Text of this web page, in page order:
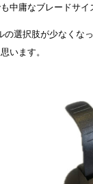
中庸なブレードサイ
選択肢が少なくな
います。